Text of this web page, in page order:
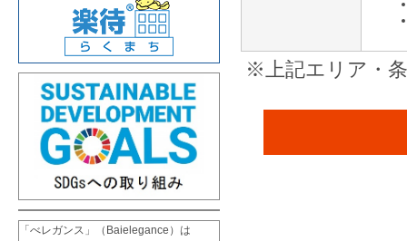
※上記エリア・
「べレガンス」（Baielegance）は